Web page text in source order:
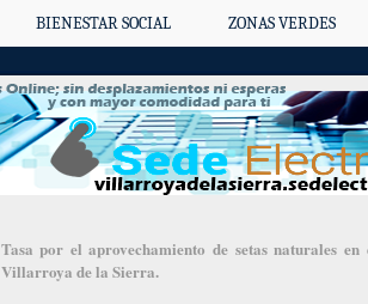
BIENESTAR SOCIAL ZONAS VERDES
Tasa por el aprovechamiento de setas naturales
Villarroya de la Sierra.